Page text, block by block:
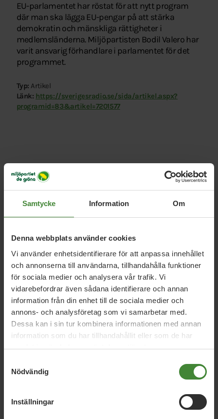
Samtycke Information Om
Denna webbplats använder cookies
Vi använder enhetsidentifierare för att anpassa innehållet
och annonserna till användarna, tillhandahålla funktioner
för sociala medier och analysera vår trafik. Vi
vidarebefordrar även sådana identifierare och annan
information från din enhet till de sociala medier och
annons- och analysföretag som vi samarbetar med.
Dessa kan i sin tur kombinera informationen med annan
information som du har tillhandahållit eller som de har
samlat in när du har använt deras tjänster.
Nödvändig
Inställningar
EU-parlamentet har röstat för att nytt program
där man ska lägga EU-pengar på att stärka
demokratin och mänskliga rättigheter i
medlemsländerna. Miljöpartisten Bodil Valero har
varit ansvarig förhandlare i parlamentet för det
programmet.
Typ: Artikel
Länk: https://sverigesradio.se/sida/artikel.aspx?
programid=83&artikel=7201577
Relaterade nyheter
5 augusti 2026
Miljöpartiet: Sverige måste ställa krav på
nya datacenter
3 augusti 2026
Pride är över – nu fortsätter kampen för
hbtqi-personers rättigheter
30 juli 2026
Earth Overshoot Day: Naturkrisen är en